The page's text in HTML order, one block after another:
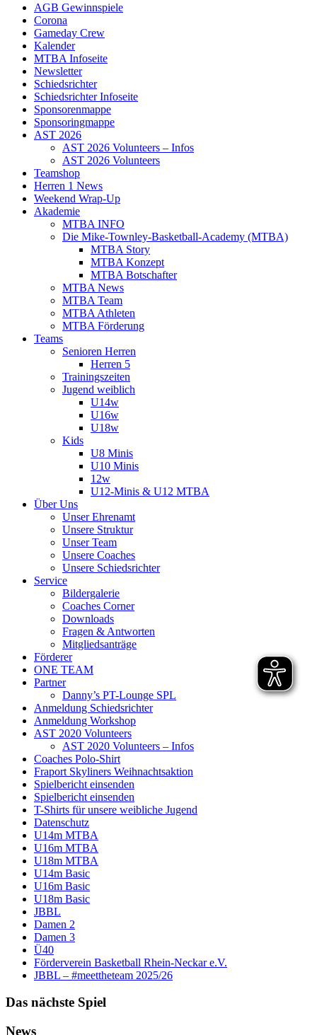
AGB Gewinnspiele
Corona
Gameday Crew
Kalender
MTBA Infoseite
Newsletter
Schiedsrichter
Schiedsrichter Infoseite
Sponsorenmappe
Sponsoringmappe
AST 2026
AST 2026 Volunteers – Infos
AST 2026 Volunteers
Teamshop
Herren 1 News
Weekend Wrap-Up
Akademie
MTBA INFO
Die Mike-Townley-Basketball-Academy (MTBA)
MTBA Story
MTBA Konzept
MTBA Botschafter
MTBA News
MTBA Team
MTBA Athleten
MTBA Förderung
Teams
Senioren Herren
Herren 5
Trainingszeiten
Jugend weiblich
U14w
U16w
U18w
Kids
U8 Minis
U10 Minis
12w
U12-Minis & U12 MTBA
Über Uns
Unser Ehrenamt
Unsere Struktur
Unser Team
Unsere Coaches
Unsere Schiedsrichter
Service
Bildergalerie
Coaches Corner
Downloads
Fragen & Antworten
Mitgliedsanträge
Förderer
ONE TEAM
Partner
Danny’s PT-Lounge SPL
Anmeldung Schiedsrichter
Anmeldung Workshop
AST 2020 Volunteers
AST 2020 Volunteers – Infos
Coaches Polo-Shirt
Fraport Skyliners Weihnachtsaktion
Spielbericht einsenden
Spielbericht einsenden
T-Shirts für unsere weibliche Jugend
Datenschutz
U14m MTBA
U16m MTBA
U18m MTBA
U14m Basic
U16m Basic
U18m Basic
JBBL
Damen 2
Damen 3
Ü40
Förderverein Basketball Rhein-Neckar e.V.
JBBL – #meettheteam 2025/26
Das nächste Spiel
News